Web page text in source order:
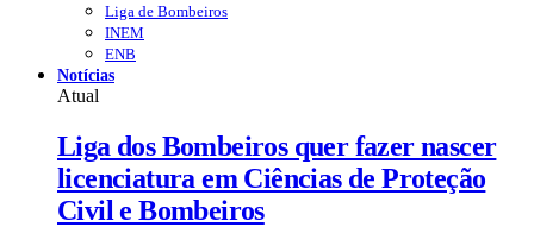
Liga de Bombeiros
INEM
ENB
Notícias
Atual
Liga dos Bombeiros quer fazer nascer
licenciatura em Ciências de Proteção
Civil e Bombeiros